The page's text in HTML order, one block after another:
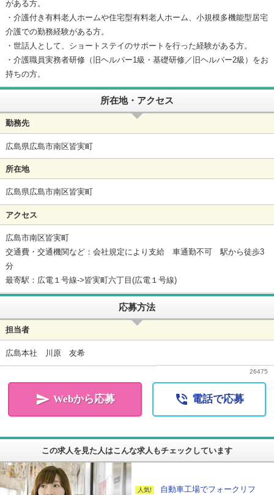
がある方。
・介護付き有料老人ホームや住宅型有料老人ホーム、小規模多機能型居宅
介護での勤務経験がある方。
・世話人として、ショートステイのサポートを行った経験がある方。
・介護職員実務者研修（旧ヘルパー1級・基礎研修／旧ヘルパー2級）をお
持ちの方。
所在地・アクセス
勤務先
広島県広島市南区皆実町
所在地
広島県広島市南区皆実町
アクセス
広島市南区皆実町
交通費・交通機関など：会社規定により支給 車通勤不可 駅から徒歩3
分
最寄駅：広電１号線->皆実町六丁目(広電１号線)
応募方法
担当者
広島本社 川原 友希
26475
 Webから応募  電話で応募
この求人を見た人はこんな求人もチェックしています
自動車工場でフォークリフ